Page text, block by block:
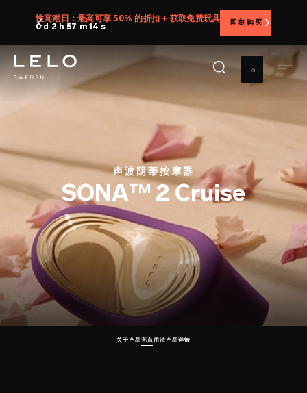
到
主
要
内
性高潮日：最高可享 50% 的折扣 + 获取免费玩具
0 d 2 h 57 m 12 s
即刻购买
声波阴蒂按摩器
SONA™ 2 Cruise
关于产品亮点用法产品详情